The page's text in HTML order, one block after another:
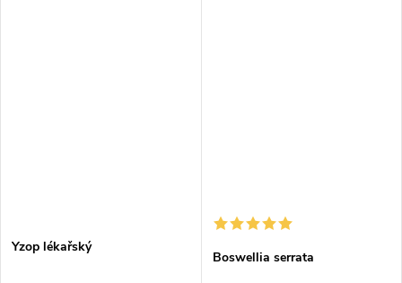
Yzop lékařský
Boswellia serrata